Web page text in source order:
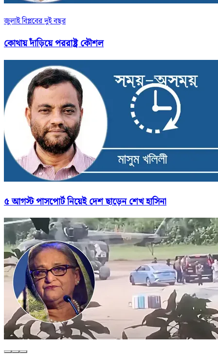
জুলাই বিপ্লবের দুই বছর
কোথায় দাঁড়িয়ে পররাষ্ট্র কৌশল
৫ আগস্ট পাসপোর্ট নিয়েই দেশ ছাড়েন শেখ হাসিনা